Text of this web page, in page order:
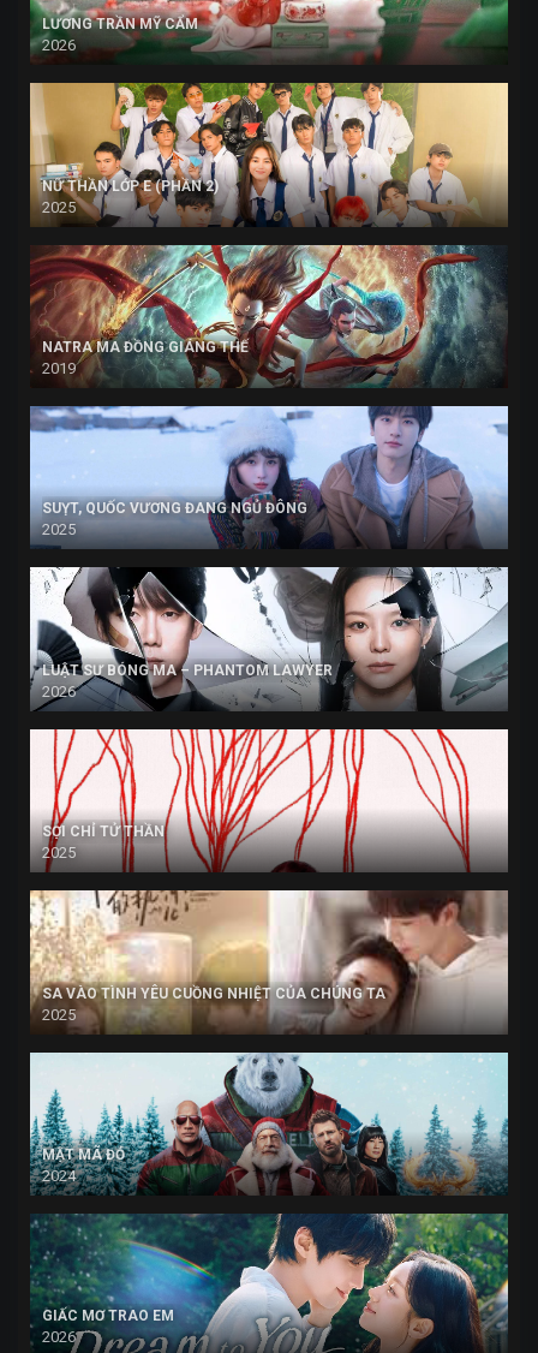
LƯƠNG TRẦN MỸ CẨM
2026
NỮ THẦN LỚP E (PHẦN 2)
2025
NATRA MA ĐỒNG GIÁNG THẾ
2019
SUỴT, QUỐC VƯƠNG ĐANG NGỦ ĐÔNG
2025
LUẬT SƯ BÓNG MA – PHANTOM LAWYER
2026
SỢI CHỈ TỬ THẦN
2025
SA VÀO TÌNH YÊU CUỒNG NHIỆT CỦA CHÚNG TA
2025
MẬT MÃ ĐỎ
2024
GIẤC MƠ TRAO EM
2026